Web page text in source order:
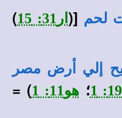
لحم [( ار31: 15
)
إلي أرض مصر
؛هو11: 1
) =